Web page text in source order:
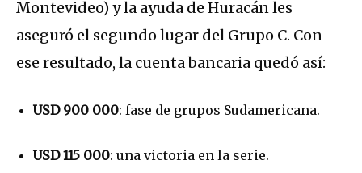
Montevideo) y la ayuda de Huracán les
aseguró el segundo lugar del Grupo C. Con
ese resultado, la cuenta bancaria quedó así:
USD 900 000: fase de grupos Sudamericana.
USD 115 000: una victoria en la serie.